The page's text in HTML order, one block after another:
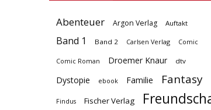
Abenteuer Argon Verlag Auftakt
Band 1 Band 2 Carlsen Verlag Comic
Comic Roman Droemer Knaur dtv
Dystopie ebook Familie Fantasy
Findus Fischer Verlag